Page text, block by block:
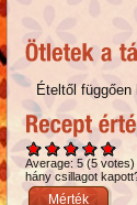
Ételtől
Average: 5 (5 votes)
hány csillagot